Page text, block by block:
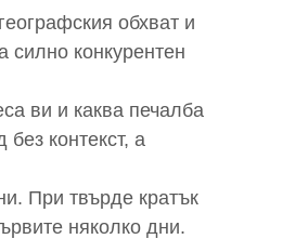
обхват и
силно конкурентен
ви и каква печалба
контекст, а
При твърде кратък
няколко дни.